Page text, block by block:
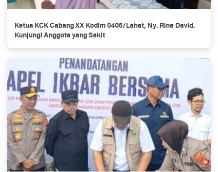
Ketua KCK Cabang XX Kodim 0405/Lahat, Ny. Rina David.
Kunjungi Anggota yang Sakit